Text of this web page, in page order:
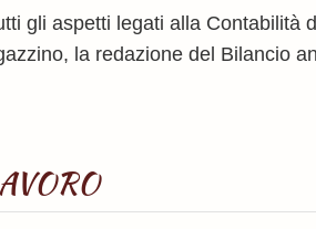
gli aspetti legati alla Contabilità
la redazione del Bilancio